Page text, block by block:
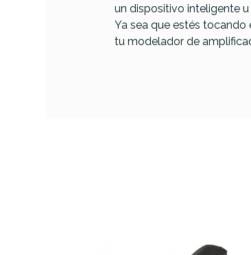
un dispositivo inteligente
Ya sea que estés tocando
tu modelador de